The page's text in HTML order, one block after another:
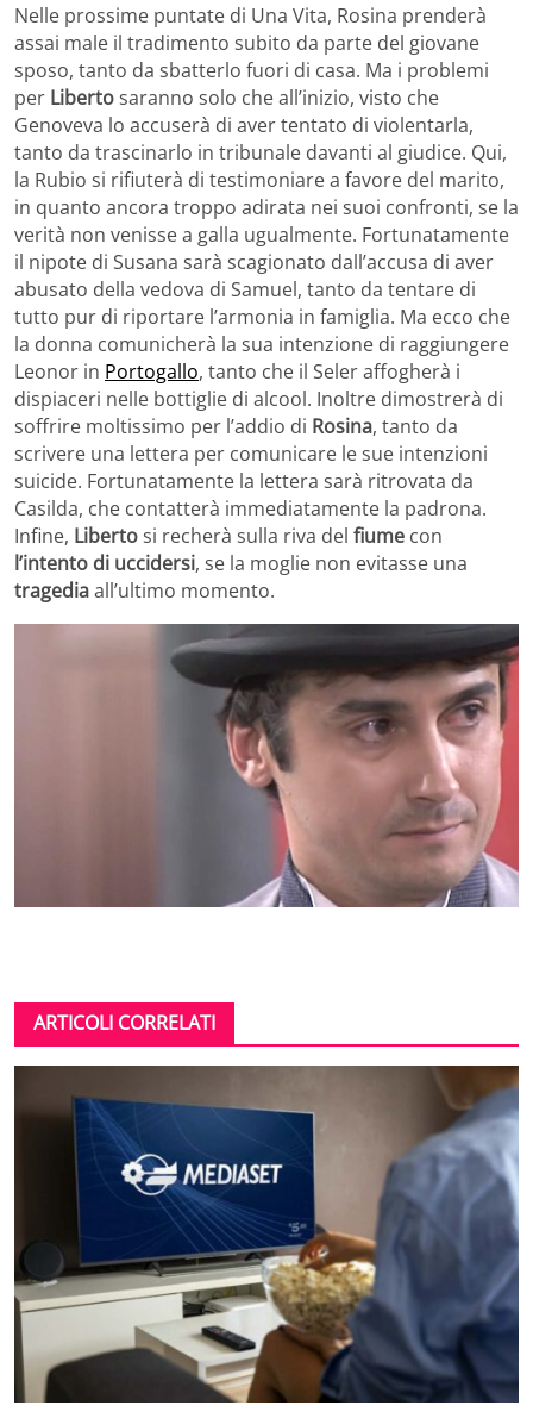
Nelle prossime puntate di Una Vita, Rosina prenderà
assai male il tradimento subito da parte del giovane
sposo, tanto da sbatterlo fuori di casa. Ma i problemi
per Libertosaranno solo che all’inizio, visto che
Genoveva lo accuserà di aver tentato di violentarla,
tanto da trascinarlo in tribunale davanti al giudice. Qui,
la Rubio si rifiuterà di testimoniare a favore del marito,
in quanto ancora troppo adirata nei suoi confronti, se la
verità non venisse a galla ugualmente. Fortunatamente
il nipote di Susana sarà scagionato dall’accusa di aver
abusato della vedova di Samuel, tanto da tentare di
tutto pur di riportare l’armonia in famiglia. Ma ecco che
la donna comunicherà la sua intenzione di raggiungere
Leonor in Portogallo, tanto che il Seler affogherà i
dispiaceri nelle bottiglie di alcool. Inoltre dimostrerà di
soffrire moltissimo per l’addio di Rosina, tanto da
scrivere una lettera per comunicare le sue intenzioni
suicide. Fortunatamente la lettera sarà ritrovata da
Casilda, che contatterà immediatamente la padrona.
Infine, Libertosi recherà sulla riva del fiume con
l’intento di uccidersi, se la moglie non evitasse una
tragediaall’ultimo momento.
ARTICOLI CORRELATI